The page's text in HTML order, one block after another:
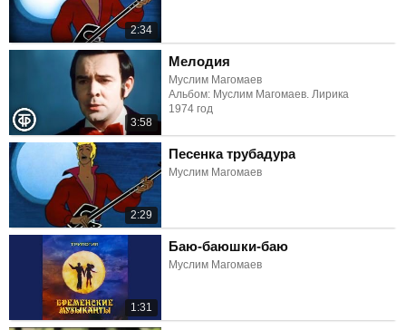
2:34
3:58
Мелодия
Муслим Магомаев
Альбом: Муслим Магомаев. Лирика
1974 год
2:29
Песенка трубадура
Муслим Магомаев
1:31
Баю-баюшки-баю
Муслим Магомаев